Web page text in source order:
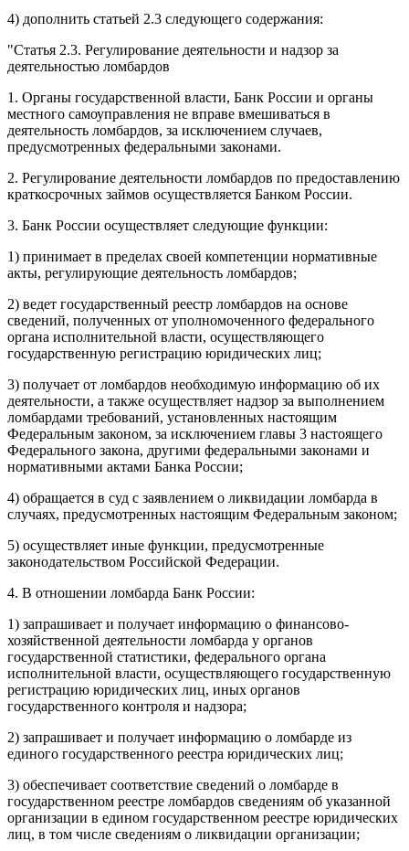
4) дополнить статьей 2.3 следующего содержания:
"Статья 2.3. Регулирование деятельности и надзор за
деятельностью ломбардов
1. Органы государственной власти, Банк России и органы
местного самоуправления не вправе вмешиваться в
деятельность ломбардов, за исключением случаев,
предусмотренных федеральными законами.
2. Регулирование деятельности ломбардов по предоставлению
краткосрочных займов осуществляется Банком России.
3. Банк России осуществляет следующие функции:
1) принимает в пределах своей компетенции нормативные
акты, регулирующие деятельность ломбардов;
2) ведет государственный реестр ломбардов на основе
сведений, полученных от уполномоченного федерального
органа исполнительной власти, осуществляющего
государственную регистрацию юридических лиц;
3) получает от ломбардов необходимую информацию об их
деятельности, а также осуществляет надзор за выполнением
ломбардами требований, установленных настоящим
Федеральным законом, за исключением главы 3 настоящего
Федерального закона, другими федеральными законами и
нормативными актами Банка России;
4) обращается в суд с заявлением о ликвидации ломбарда в
случаях, предусмотренных настоящим Федеральным законом;
5) осуществляет иные функции, предусмотренные
законодательством Российской Федерации.
4. В отношении ломбарда Банк России:
1) запрашивает и получает информацию о финансово-
хозяйственной деятельности ломбарда у органов
государственной статистики, федерального органа
исполнительной власти, осуществляющего государственную
регистрацию юридических лиц, иных органов
государственного контроля и надзора;
2) запрашивает и получает информацию о ломбарде из
единого государственного реестра юридических лиц;
3) обеспечивает соответствие сведений о ломбарде в
государственном реестре ломбардов сведениям об указанной
организации в едином государственном реестре юридических
лиц, в том числе сведениям о ликвидации организации;